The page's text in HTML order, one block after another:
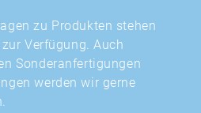
zu Produkten stehen
Verfügung. Auch
Sonderanfertigungen
werden wir gerne